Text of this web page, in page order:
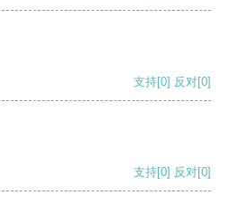
支持[0] 反对[0]
支持[0] 反对[0]